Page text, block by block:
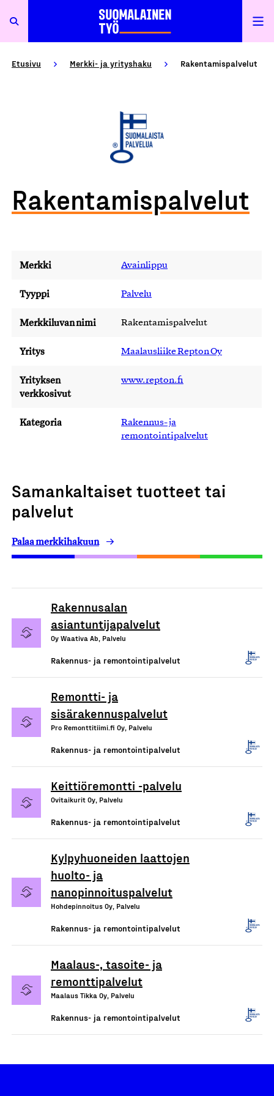
Etusivu Merkki- ja yrityshaku Rakentamispalvelut
Rakentamispalvelut
Merkki Avainlippu
Tyyppi Palvelu
Merkkiluvan nimi Rakentamispalvelut
Yritys Maalausliike Repton Oy
Yrityksen
verkkosivut
www.repton.fi
Kategoria
Rakennus- ja
remontointipalvelut
Samankaltaiset tuotteet tai
palvelut
Palaa merkkihakuun
Rakennusalan
asiantuntijapalvelut
Oy Waativa Ab, Palvelu
Rakennus- ja remontointipalvelut
Remontti- ja
sisärakennuspalvelut
Pro Remonttitiimi.fi Oy, Palvelu
Rakennus- ja remontointipalvelut
Keittiöremontti -palvelu
Ovitaikurit Oy, Palvelu
Rakennus- ja remontointipalvelut
Kylpyhuoneiden laattojen
huolto- ja
nanopinnoituspalvelut
Hohdepinnoitus Oy, Palvelu
Rakennus- ja remontointipalvelut
Maalaus-, tasoite- ja
remonttipalvelut
Maalaus Tikka Oy, Palvelu
Rakennus- ja remontointipalvelut